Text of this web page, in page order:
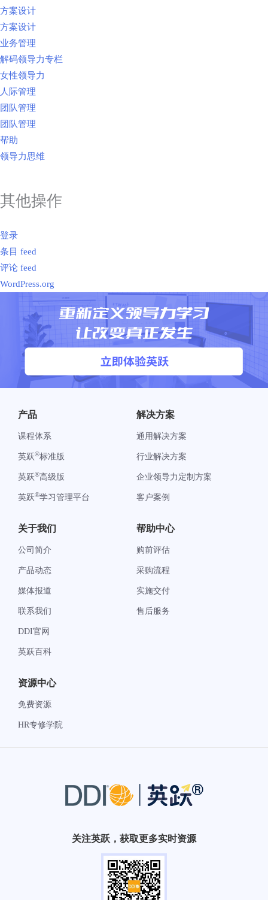
方案设计
方案设计
业务管理
解码领导力专栏
女性领导力
人际管理
团队管理
团队管理
帮助
领导力思维
其他操作
登录
条目 feed
评论 feed
WordPress.org
关注英跃，获取更多实时资源
产品
课程体系
英跃®标准版
英跃®高级版
英跃®学习管理平台
解决方案
通用解决方案
行业解决方案
企业领导力定制方案
客户案例
关于我们
公司简介
产品动态
媒体报道
联系我们
DDI官网
英跃百科
帮助中心
购前评估
采购流程
实施交付
售后服务
资源中心
免费资源
HR专修学院